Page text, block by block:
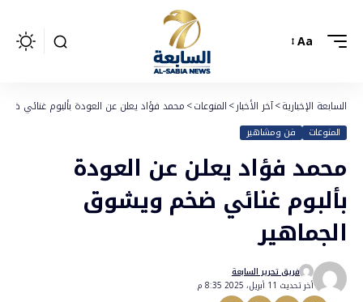
Aa
السابعة الإخبارية>آخر الأخبار>المنوعات>محمد فؤاد يعلن عن العودة بألبوم غنائي
المنوعات فن ومشاهير
محمد فؤاد يعلن عن العودة
بألبوم غنائي ضخم ويشوق
الجماهير
أخر تحديث 11 أبريل، 2025 8:35 م
فريق تحرير السابعة